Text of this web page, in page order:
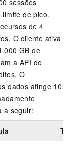
sessões
limite de pico.
de 4
O cliente ativa
GB de
a API do
O
dados atinge 10
a seguir: